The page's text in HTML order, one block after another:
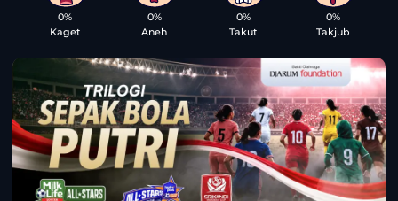
0%
Kaget
0%
Aneh
0%
Takut
0%
Takjub